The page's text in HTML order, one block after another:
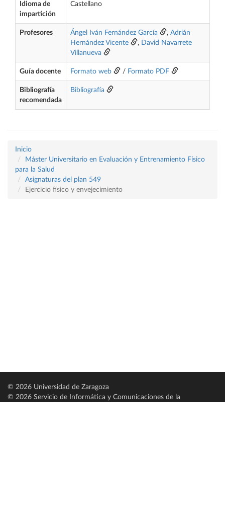
Idioma de
impartición
Castellano
Profesores Ángel Iván Fernández García , Adrián
Hernández Vicente
, David Navarrete
Villanueva
Guía docente Formato web / Formato PDF
Bibliografía
recomendada
Bibliografía
Inicio
Máster Universitario en Evaluación y Entrenamiento Físico
para la Salud
Asignaturas del plan 549
Ejercicio físico y envejecimiento
© 2026 Universidad de Zaragoza
© 2026 Servicio de Informática y Comunicaciones de la